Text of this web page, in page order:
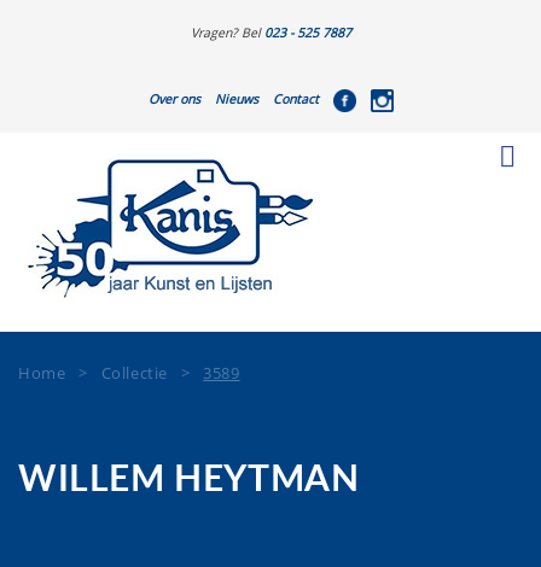
Vragen? Bel 023 - 525 7887
Over ons Nieuws Contact
Home > Collectie > 3589
WILLEM HEYTMAN